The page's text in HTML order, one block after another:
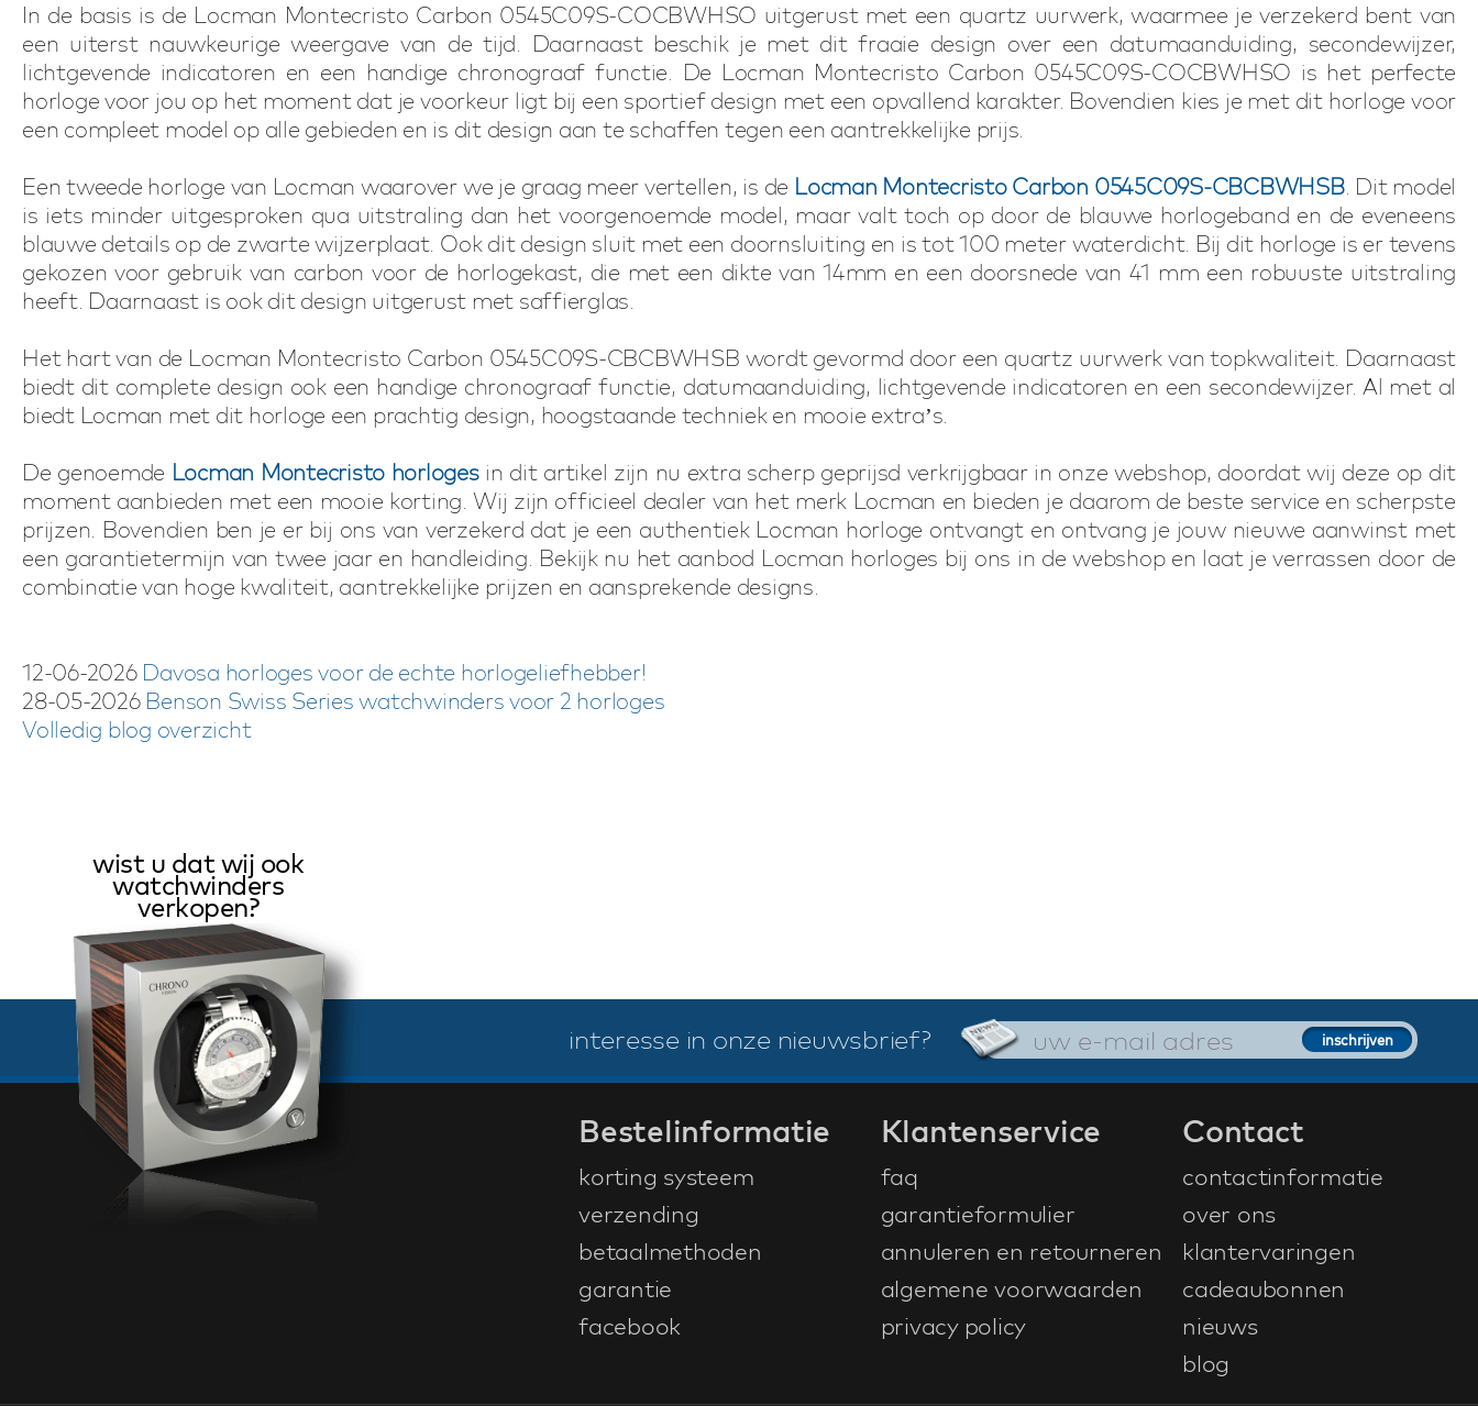
In de basis is de Locman Montecristo Carbon 0545C09S-COCBWHSO uitgerust met een quartz uurwerk, waarmee je verzekerd bent van
een uiterst nauwkeurige weergave van de tijd. Daarnaast beschik je met dit fraaie design over een datumaanduiding, secondewijzer,
lichtgevende indicatoren en een handige chronograaf functie. De Locman Montecristo Carbon 0545C09S-COCBWHSO is het perfecte
horloge voor jou op het moment dat je voorkeur ligt bij een sportief design met een opvallend karakter. Bovendien kies je met dit horloge voor
een compleet model op alle gebieden en is dit design aan te schaffen tegen een aantrekkelijke prijs.
Een tweede horloge van Locman waarover we je graag meer vertellen, is de Locman Montecristo Carbon 0545C09S-CBCBWHSB. Dit model
is iets minder uitgesproken qua uitstraling dan het voorgenoemde model, maar valt toch op door de blauwe horlogeband en de eveneens
blauwe details op de zwarte wijzerplaat. Ook dit design sluit met een doornsluiting en is tot 100 meter waterdicht. Bij dit horloge is er tevens
gekozen voor gebruik van carbon voor de horlogekast, die met een dikte van 14mm en een doorsnede van 41 mm een robuuste uitstraling
heeft. Daarnaast is ook dit design uitgerust met saffierglas.
Het hart van de Locman Montecristo Carbon 0545C09S-CBCBWHSB wordt gevormd door een quartz uurwerk van topkwaliteit. Daarnaast
biedt dit complete design ook een handige chronograaf functie, datumaanduiding, lichtgevende indicatoren en een secondewijzer. Al met al
biedt Locman met dit horloge een prachtig design, hoogstaande techniek en mooie extra’s.
De genoemde Locman Montecristo horlogesin dit artikel zijn nu extra scherp geprijsd verkrijgbaar in onze webshop, doordat wij deze op dit
moment aanbieden met een mooie korting. Wij zijn officieel dealer van het merk Locman en bieden je daarom de beste service en scherpste
prijzen. Bovendien ben je er bij ons van verzekerd dat je een authentiek Locman horloge ontvangt en ontvang je jouw nieuwe aanwinst met
een garantietermijn van twee jaar en handleiding. Bekijk nu het aanbod Locman horloges bij ons in de webshop en laat je verrassen door de
combinatie van hoge kwaliteit, aantrekkelijke prijzen en aansprekende designs.
12-06-2026 Davosa horloges voor de echte horlogeliefhebber!
28-05-2026 Benson Swiss Series watchwinders voor 2 horloges
Volledig blog overzicht
interesse in onze nieuwsbrief?
wist u dat wij ook
watchwinders
verkopen?
Bestelinformatie
korting systeem
verzending
betaalmethoden
garantie
facebook
Klantenservice
faq
garantieformulier
annuleren en retourneren
algemene voorwaarden
privacy policy
Contact
contactinformatie
over ons
klantervaringen
cadeaubonnen
nieuws
blog